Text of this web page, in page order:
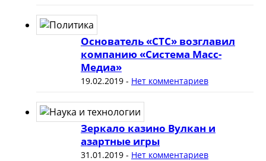
Основатель «СТС» возглавил
компанию «Система Масс-
Медиа»
19.02.2019- Нет комментариев
Зеркало казино Вулкан и
азартные игры
31.01.2019- Нет комментариев